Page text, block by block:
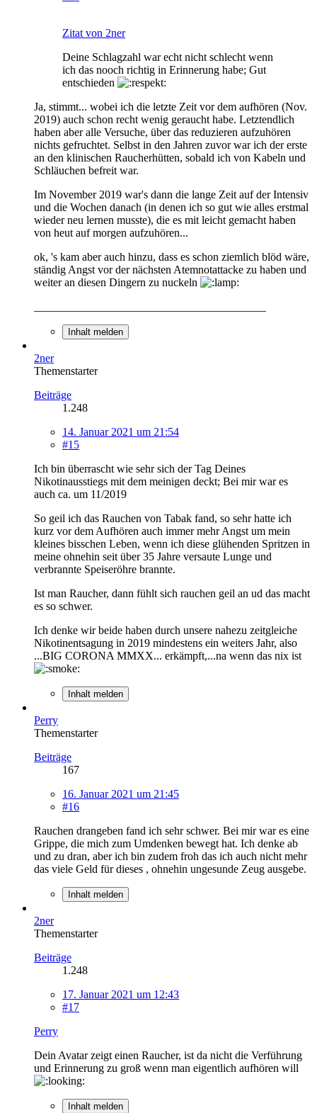
Zitat von 2ner
Deine Schlagzahl war echt nicht schlecht wenn
ich das nooch richtig in Erinnerung habe; Gut
entschieden
Ja, stimmt... wobei ich die letzte Zeit vor dem aufhören (Nov.
2019) auch schon recht wenig geraucht habe. Letztendlich
haben aber alle Versuche, über das reduzieren aufzuhören
nichts gefruchtet. Selbst in den Jahren zuvor war ich der erste
an den klinischen Raucherhütten, sobald ich von Kabeln und
Schläuchen befreit war.
Im November 2019 war's dann die lange Zeit auf der Intensiv
und die Wochen danach (in denen ich so gut wie alles erstmal
wieder neu lernen musste), die es mit leicht gemacht haben
von heut auf morgen aufzuhören...
ok, 's kam aber auch hinzu, dass es schon ziemlich blöd wäre,
ständig Angst vor der nächsten Atemnotattacke zu haben und
weiter an diesen Dingern zu nuckeln
Inhalt melden
2ner
Themenstarter
Beiträge
1.248
14. Januar 2021 um 21:54
#15
Ich bin überrascht wie sehr sich der Tag Deines
Nikotinausstiegs mit dem meinigen deckt; Bei mir war es
auch ca. um 11/2019
So geil ich das Rauchen von Tabak fand, so sehr hatte ich
kurz vor dem Aufhören auch immer mehr Angst um mein
kleines bisschen Leben, wenn ich diese glühenden Spritzen in
meine ohnehin seit über 35 Jahre versaute Lunge und
verbrannte Speiseröhre brannte.
Ist man Raucher, dann fühlt sich rauchen geil an ud das macht
es so schwer.
Ich denke wir beide haben durch unsere nahezu zeitgleiche
Nikotinentsagung in 2019 mindestens ein weiters Jahr, also
...BIG CORONA MMXX... erkämpft,...na wenn das nix ist
Inhalt melden
Perry
Themenstarter
Beiträge
167
16. Januar 2021 um 21:45
#16
Rauchen drangeben fand ich sehr schwer. Bei mir war es eine
Grippe, die mich zum Umdenken bewegt hat. Ich denke ab
und zu dran, aber ich bin zudem froh das ich auch nicht mehr
das viele Geld für dieses , ohnehin ungesunde Zeug ausgebe.
Inhalt melden
2ner
Themenstarter
Beiträge
1.248
17. Januar 2021 um 12:43
#17
Perry
Dein Avatar zeigt einen Raucher, ist da nicht die Verführung
und Erinnerung zu groß wenn man eigentlich aufhören will
Inhalt melden